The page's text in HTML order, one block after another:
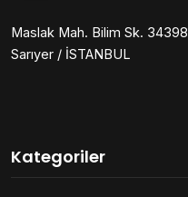
Maslak Mah. Bilim Sk. 34398
Sarıyer / İSTANBUL
Kategoriler